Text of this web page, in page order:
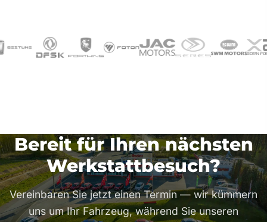
Bereit für Ihren nächsten
Werkstattbesuch?
Vereinbaren Sie jetzt einen Termin — wir kümmern
uns um Ihr Fahrzeug, während Sie unseren